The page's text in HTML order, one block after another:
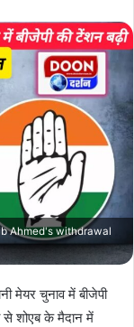
Ahmed's withdrawal
मेयर चुनाव में बीजेपी
से शोएब के मैदान में